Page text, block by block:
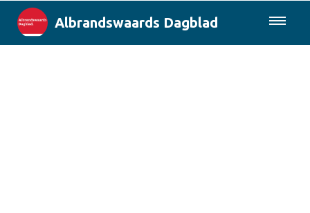
Albrandswaards Dagblad